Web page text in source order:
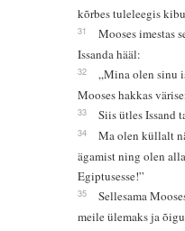
kõrbes tuleleegis
31
Mooses imestas
Issanda hääl:
32
„Mina olen sinu
Mooses hakkas
33 Siis ütles Issand
34
Ma olen küllalt
ägamist ning olen
Egiptusesse!”
35
Sellesama
meile ülemaks ja